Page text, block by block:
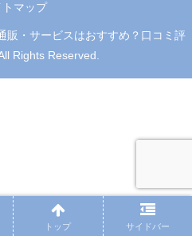
トマップ
・サービスはおすすめ？口コミ評
Rights Reserved.
トップ サイドバー